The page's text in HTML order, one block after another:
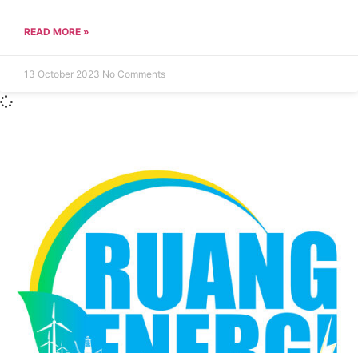
READ MORE »
13 October 2023 No Comments